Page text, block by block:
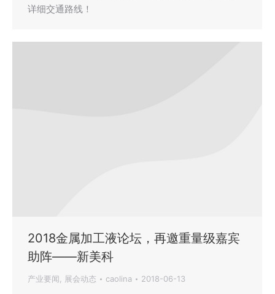
详细交通路线！
2018金属加工液论坛，再邀重量级嘉宾
助阵——新美科
产业要闻 展会动态 caolina 2018-06-13